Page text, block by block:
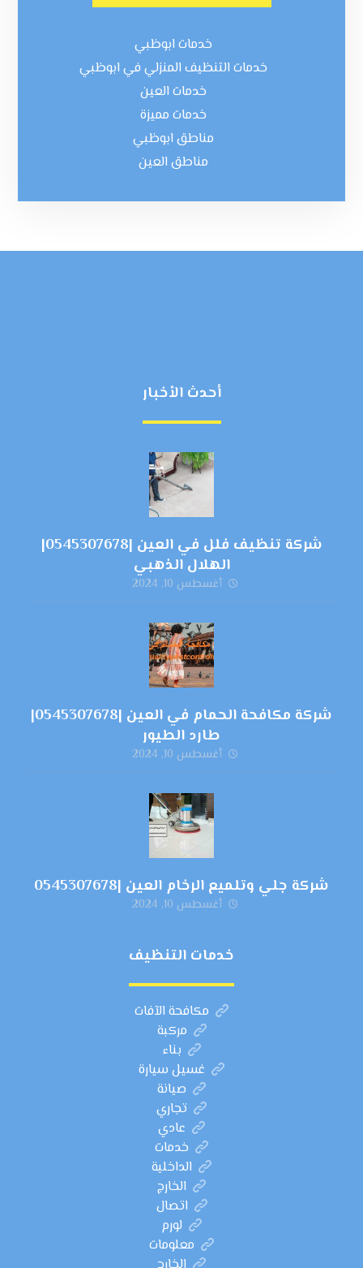
خدمات ابوظبي
خدمات التنظيف المنزلي في ابوظبي
خدمات العين
خدمات مميزة
مناطق ابوظبي
مناطق العين
أحدث الأخبار
شركة تنظيف فلل في العين |0545307678|
الهلال الذهبي
أغسطس 10, 2024
شركة مكافحة الحمام في العين |0545307678|
طارد الطيور
أغسطس 10, 2024
شركة جلي وتلميع الرخام العين |0545307678
أغسطس 10, 2024
خدمات التنظيف
مكافحة الآفات
مركبة
بناء
غسيل سيارة
صيانة
تجاري
عادي
خدمات
الداخلية
الخارج
اتصال
لورم
معلومات